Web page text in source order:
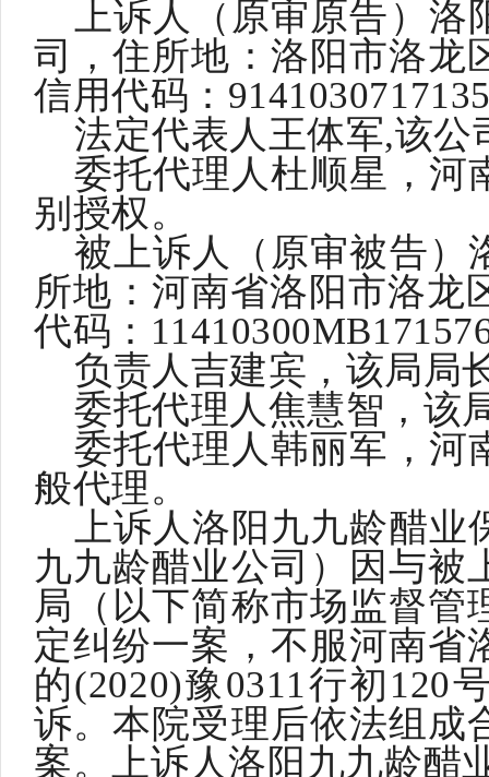
上诉人（原审原告）
司，住所地：洛阳市洛龙
信用代码：
法定代表人王体军,该公
委托代理人杜顺星，河
别授权。
被上诉人（原审被告）
所地：河南省洛阳市洛龙
代码：
负责人吉建宾，该局局
委托代理人焦慧智，该
委托代理人韩丽军，河
般代理。
上诉人洛阳九九龄醋
九九龄醋业公司）因与被
局（以下简称市场监督管
定纠纷一案，不服河南省
的(2020)豫0311行初120
诉。本院受理后依法组成
案。上诉人洛阳九九龄醋